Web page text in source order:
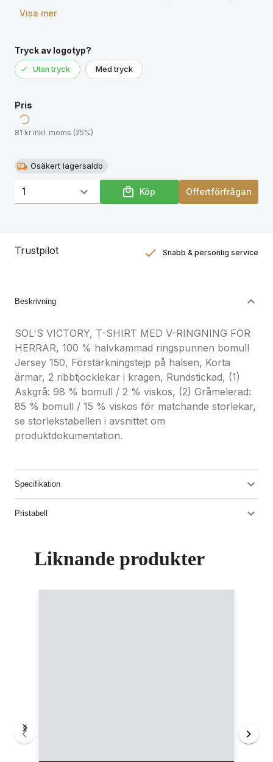
Askgrå: 98 % bomull / 2 % viskos, (2) Gråmelerad:
se storlekstabellen i avsnittet om
produktdokumentation.
Visa mer
Tryck av logotyp?
Utan tryck Med tryck
Pris
81 kr inkl. moms (25%)
Osäkert lagersaldo
Köp Offertförfrågan
Trustpilot Snabb & personlig service
Beskrivning
SOL'S VICTORY, T-SHIRT MED V-RINGNING FÖR
HERRAR, 100 % halvkammad ringspunnen bomull
Jersey 150, Förstärkningstejp på halsen, Korta
ärmar, 2 ribbtjocklekar i kragen, Rundstickad, (1)
Askgrå: 98 % bomull / 2 % viskos, (2) Gråmelerad:
85 % bomull / 15 % viskos för matchande storlekar,
se storlekstabellen i avsnittet om
produktdokumentation.
Specifikation
Pristabell
Liknande produkter